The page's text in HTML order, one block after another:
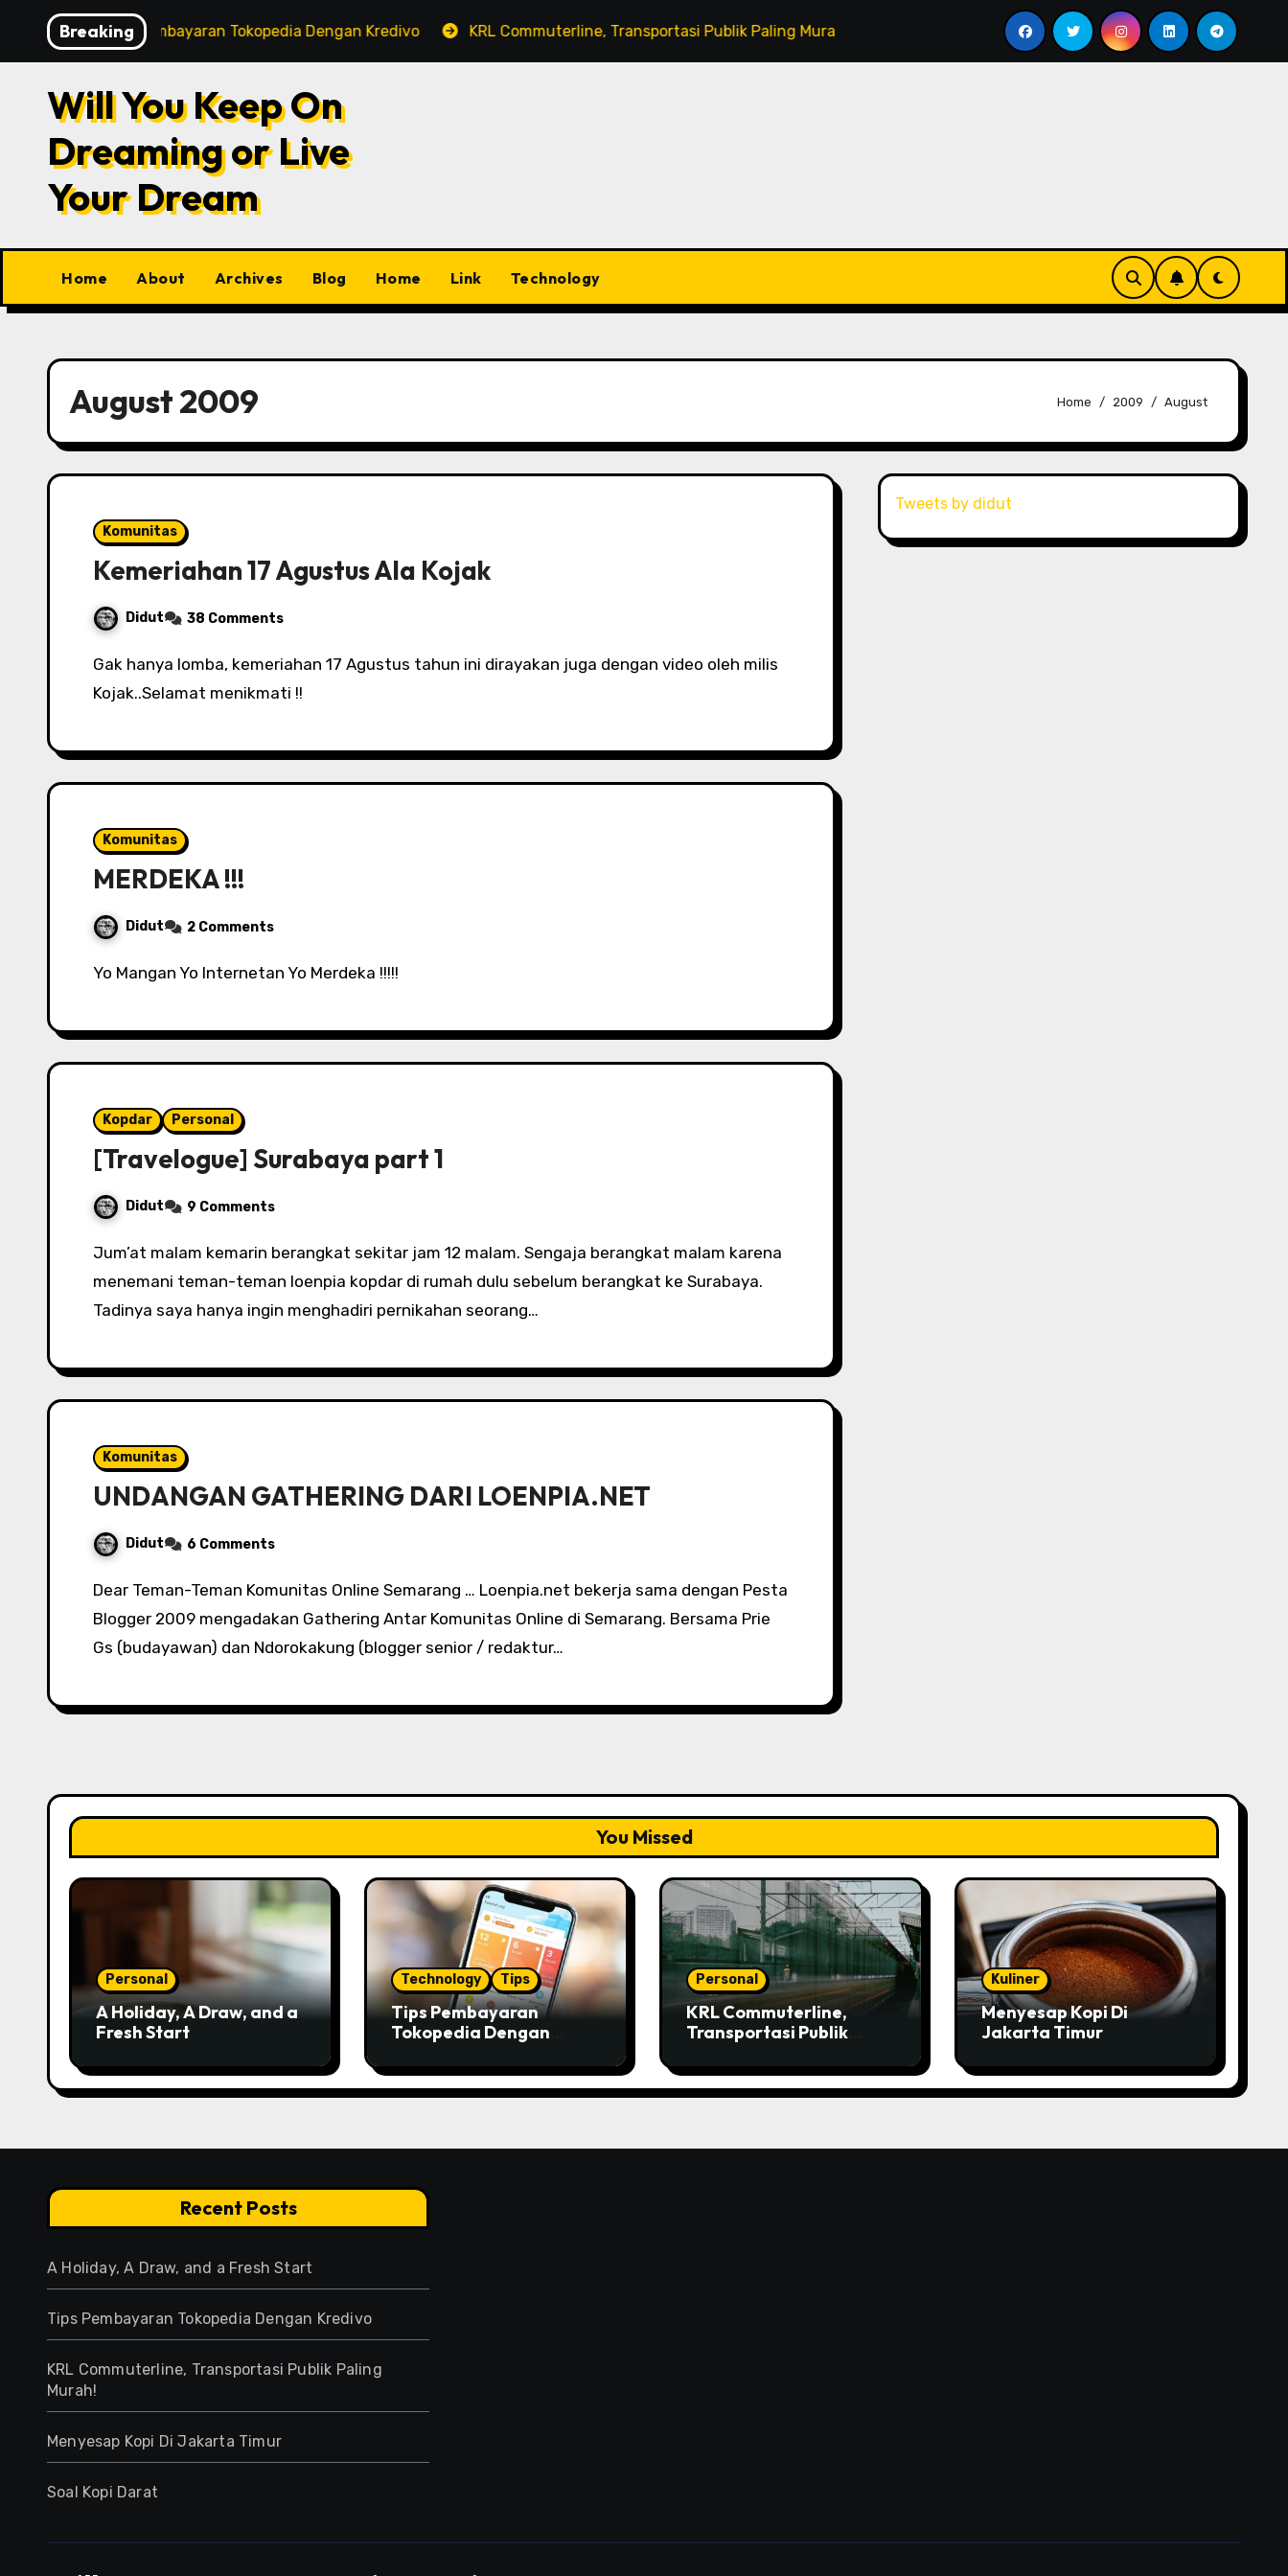
content
Breaking
Tips Pembayaran Tokopedia Dengan Kredivo KRL Commuterline, Transportasi Publik Paling Murah! Menyesap Kopi Di Jakarta Timur Soal Kopi Darat
Will You Keep On
Dreaming or Live
Your Dream
Home About Archives Blog Home Link Technology
August 2009 Home 2009 August
Komunitas
Kemeriahan 17 Agustus Ala Kojak
Didut 38 Comments
Gak hanya lomba, kemeriahan 17 Agustus tahun ini dirayakan juga dengan video oleh milis
Kojak..Selamat menikmati !!
Komunitas
MERDEKA !!!
Didut 2 Comments
Yo Mangan Yo Internetan Yo Merdeka !!!!!
Kopdar Personal
[Travelogue] Surabaya part 1
Didut 9 Comments
Jum’at malam kemarin berangkat sekitar jam 12 malam. Sengaja berangkat malam karena
menemani teman-teman loenpia kopdar di rumah dulu sebelum berangkat ke Surabaya.
Tadinya saya hanya ingin menghadiri pernikahan seorang…
Komunitas
UNDANGAN GATHERING DARI LOENPIA.NET
Didut 6 Comments
Dear Teman-Teman Komunitas Online Semarang … Loenpia.net bekerja sama dengan Pesta
Blogger 2009 mengadakan Gathering Antar Komunitas Online di Semarang. Bersama Prie
Gs (budayawan) dan Ndorokakung (blogger senior / redaktur…
Tweets by didut
You Missed
Personal
A Holiday, A Draw, and a
Fresh Start
Technology Tips
Tips Pembayaran
Tokopedia Dengan
Personal
KRL Commuterline,
Transportasi Publik
Kuliner
Menyesap Kopi Di
Jakarta Timur
Recent Posts
A Holiday, A Draw, and a Fresh Start
Tips Pembayaran Tokopedia Dengan Kredivo
KRL Commuterline, Transportasi Publik Paling
Murah!
Menyesap Kopi Di Jakarta Timur
Soal Kopi Darat